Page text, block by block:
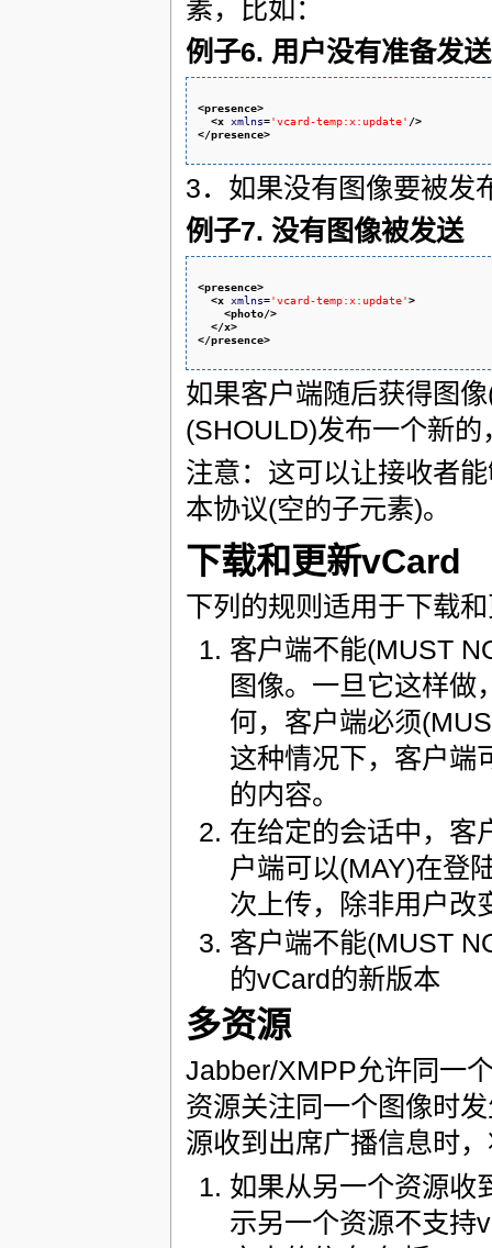
素，比如：
例子6. 用户没有准备发
<presence>
<x xmlns='vcard-temp:x:update' />
</presence>
3．如果没有图像要被发
例子7. 没有图像被发送
<presence>
<x xmlns='vcard-temp:x:update'>
<photo/>
</x>
</presence>
如果客户端随后获得图
(SHOULD)发布一个新
注意：这可以让接收者
本协议(空的子元素)。
下载和更新vCard
下列的规则适用于下载
客户端不能(MUST
图像。一旦它这样做
何，客户端必须
这种情况下，客户端
的内容。
在给定的会话中，客
户端可以(MAY)在登
次上传，除非用户改
客户端不能(MUST
的vCard的新版本
多资源
Jabber/XMPP允许同一
资源关注同一个图像时
源收到出席广播信息时
如果从另一个资源收
示另一个资源不支持